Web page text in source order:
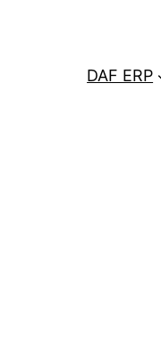
DAF ERP